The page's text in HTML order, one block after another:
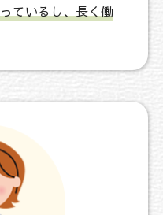
ているし、長く働